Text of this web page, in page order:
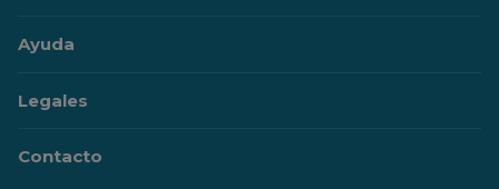
Ayuda
Legales
Contacto